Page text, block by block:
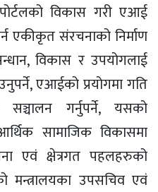
विकास गरी एआई
एकीकृत संरचनाको निर्माण
विकास र उपयोगलाई
एआईको प्रयोगमा गति
सञ्चालन गर्नुपर्ने, यसको
सामाजिक विकासमा
एवं क्षेत्रगत पहलहरुको
मन्त्रालयका उपसचिव एवं